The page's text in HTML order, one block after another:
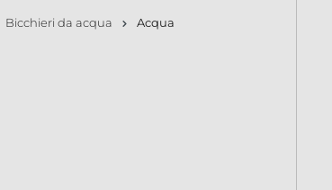
Bicchieri da acqua Acqua